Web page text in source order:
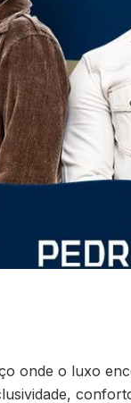
onde o luxo